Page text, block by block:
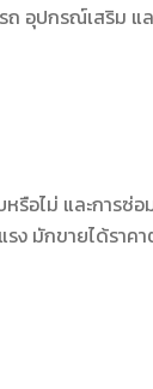
อุปกรณ์เสริม แ
หรือไม่ และการซ่
มักขายได้ราคา